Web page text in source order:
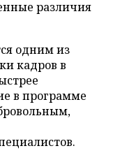
различия
одним из
кадров в
в программе